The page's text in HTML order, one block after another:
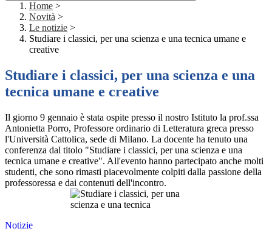
Home >
Novità >
Le notizie >
Studiare i classici, per una scienza e una tecnica umane e
creative
Studiare i classici, per una scienza e una
tecnica umane e creative
Il giorno 9 gennaio è stata ospite presso il nostro Istituto la prof.ssa
Antonietta Porro, Professore ordinario di Letteratura greca presso
l'Università Cattolica, sede di Milano. La docente ha tenuto una
conferenza dal titolo "Studiare i classici, per una scienza e una
tecnica umane e creative". All'evento hanno partecipato anche molti
studenti, che sono rimasti piacevolmente colpiti dalla passione della
professoressa e dai contenuti dell'incontro.
Notizie